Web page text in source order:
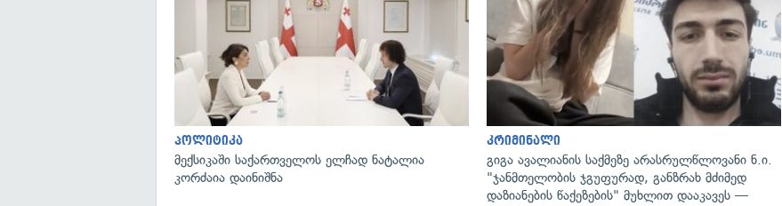
პოლიტიკა
მექსიკაში საქართველოს ელჩად ნატალია
კორძაია დაინიშნა
კრიმინალი
გიგა ავალიანის საქმეზე არასრულწლოვანი ნ.ი.
"ჯანმთელობის ჯგუფურად, განზრახ მძიმედ
დაზიანების წაქეზების" მუხლით დააკავეს —